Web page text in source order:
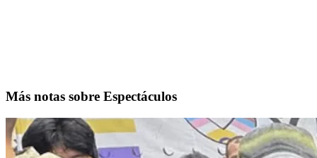
Más notas sobre Espectáculos